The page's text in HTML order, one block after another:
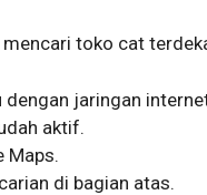
toko cat
dengan jaringan
aktif.
Maps.
di bagian atas.